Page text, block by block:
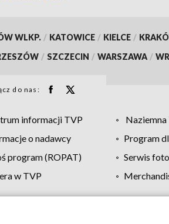
WLKP. / KATOWICE / KIELCE /
/ SZCZECIN / WARSZAWA /
do nas:
informacji TVP
o nadawcy
Program
program (ROPAT)
Serwis
w TVP